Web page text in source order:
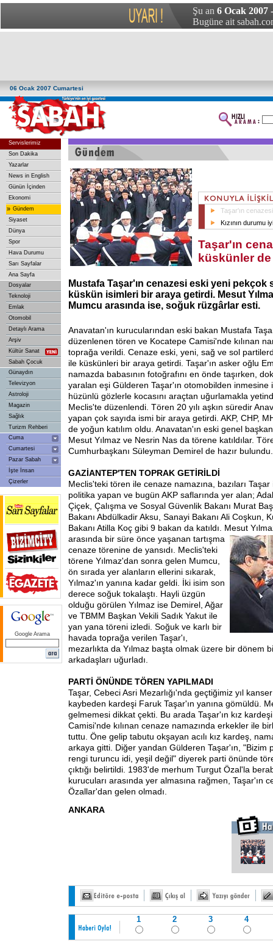
Şu an 6 Ocak 2007
Bugüne ait
06 Ocak 2007 Cumartesi
Servislerimiz
Son Dakika
Yazarlar
News in English
Günün İçinden
Ekonomi
» Gündem
Siyaset
Dünya
Spor
Hava Durumu
Sarı Sayfalar
Ana Sayfa
Dosyalar
Teknoloji
Emlak
Otomobil
Detaylı Arama
Arşiv
Kültür Sanat
Sabah Çocuk
Günaydın
Televizyon
Astroloji
Magazin
Sağlık
Turizm Rehberi
Cuma
Cumartesi
Pazar Sabah
İşte İnsan
Çizerler
Google Arama
Taşar'ın
Kızının durumu
Taşar'ın
küskünler
Mustafa Taşar'ın cenazesi eski yeni pekçok
küskün isimleri bir araya getirdi. Mesut
Mumcu arasında ise, soğuk rüzgârlar esti.
Anavatan'ın kurucularından eski bakan Mustafa
düzenlenen tören ve Kocatepe Camisi'nde kılınan
toprağa verildi. Cenaze eski, yeni, sağ ve sol
ile küskünleri bir araya getirdi. Taşar'ın asker oğlu
namazda babasının fotoğrafını en önde taşırken,
yaralan eşi Gülderen Taşar'ın otomobilden inmesine
hüzünlü gözlerle kocasını araçtan uğurlamakla
Meclis'te düzenlendi. Tören 20 yılı aşkın süredir
yapan çok sayıda ismi bir araya getirdi. AKP, CHP,
de yoğun katılım oldu. Anavatan'ın eski genel
Mesut Yılmaz ve Nesrin Nas da törene katıldılar.
Cumhurbaşkanı Süleyman Demirel de hazır bulundu.
GAZİANTEP'TEN TOPRAK GETİRİLDİ
Meclis'teki tören ile cenaze namazına, bazıları
politika yapan ve bugün AKP saflarında yer alan;
Çiçek, Çalışma ve Sosyal Güvenlik Bakanı Murat
Bakanı Abdülkadir Aksu, Sanayi Bakanı Ali Coşkun,
Bakanı Atilla Koç gibi 9 bakan da katıldı. Mesut
arasında bir süre önce yaşanan tartışma
cenaze törenine de yansıdı. Meclis'teki
törene Yılmaz'dan sonra gelen Mumcu,
ön sırada yer alanların ellerini sıkarak,
Yılmaz'ın yanına kadar geldi. İki isim son
derece soğuk tokalaştı. Hayli üzgün
olduğu görülen Yılmaz ise Demirel, Ağar
ve TBMM Başkan Vekili Sadık Yakut ile
yan yana töreni izledi. Soğuk ve karlı bir
havada toprağa verilen Taşar'ı,
mezarlıkta da Yılmaz başta olmak üzere bir dönem
arkadaşları uğurladı.
PARTİ ÖNÜNDE TÖREN YAPILMADI
Taşar, Cebeci Asri Mezarlığı'nda geçtiğimiz yıl
kaybeden kardeşi Faruk Taşar'ın yanına gömüldü.
gelmemesi dikkat çekti. Bu arada Taşar'ın kız
Camisi'nde kılınan cenaze namazında erkekler ile
tuttu. Öne gelip tabutu okşayan acılı kız kardeş,
arkaya gitti. Diğer yandan Gülderen Taşar'ın, "Bizim
rengi turuncu idi, yeşil değil" diyerek parti önünde
çıktığı belirtildi. 1983'de merhum Turgut Özal'la
kurucuları arasında yer almasına rağmen, Taşar'ın
Özallar'dan gelen olmadı.
ANKARA
1 2 3 4